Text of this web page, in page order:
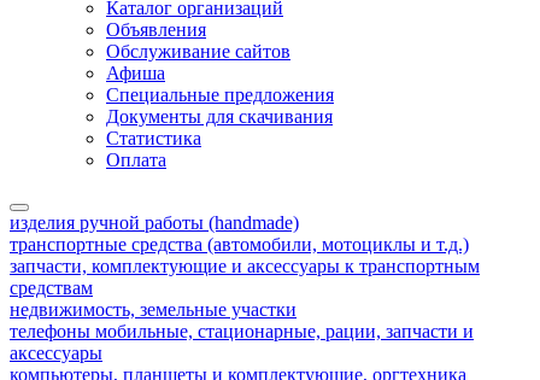
Каталог организаций
Объявления
Обслуживание сайтов
Афиша
Специальные предложения
Документы для скачивания
Статистика
Оплата
изделия ручной работы (handmade)
транспортные средства (автомобили, мотоциклы и т.д.)
запчасти, комплектующие и аксессуары к транспортным
средствам
недвижимость, земельные участки
телефоны мобильные, стационарные, рации, запчасти и
аксессуары
компьютеры, планшеты и комплектующие, оргтехника